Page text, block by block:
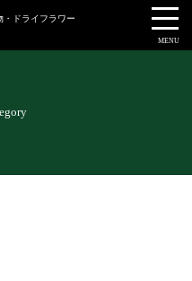
・ドライフラワー
MENU